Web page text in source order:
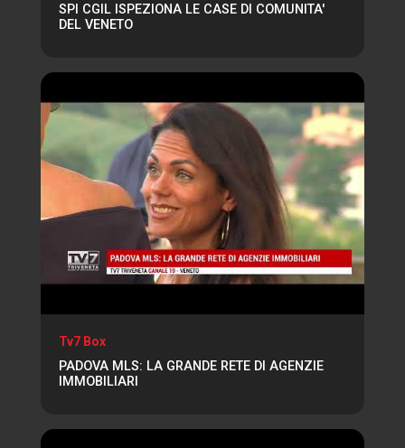
SPI CGIL ISPEZIONA LE CASE DI COMUNITA'
DEL VENETO
Tv7 Box
PADOVA MLS: LA GRANDE RETE DI AGENZIE
IMMOBILIARI